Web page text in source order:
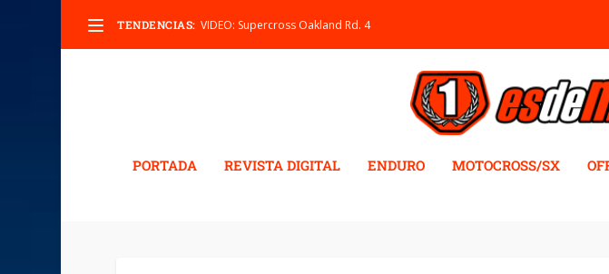
TENDENCIAS: VIDEO: Supercross Oakland Rd. 4
PORTADA REVISTA DIGITAL ENDURO MOTOCROSS/SX